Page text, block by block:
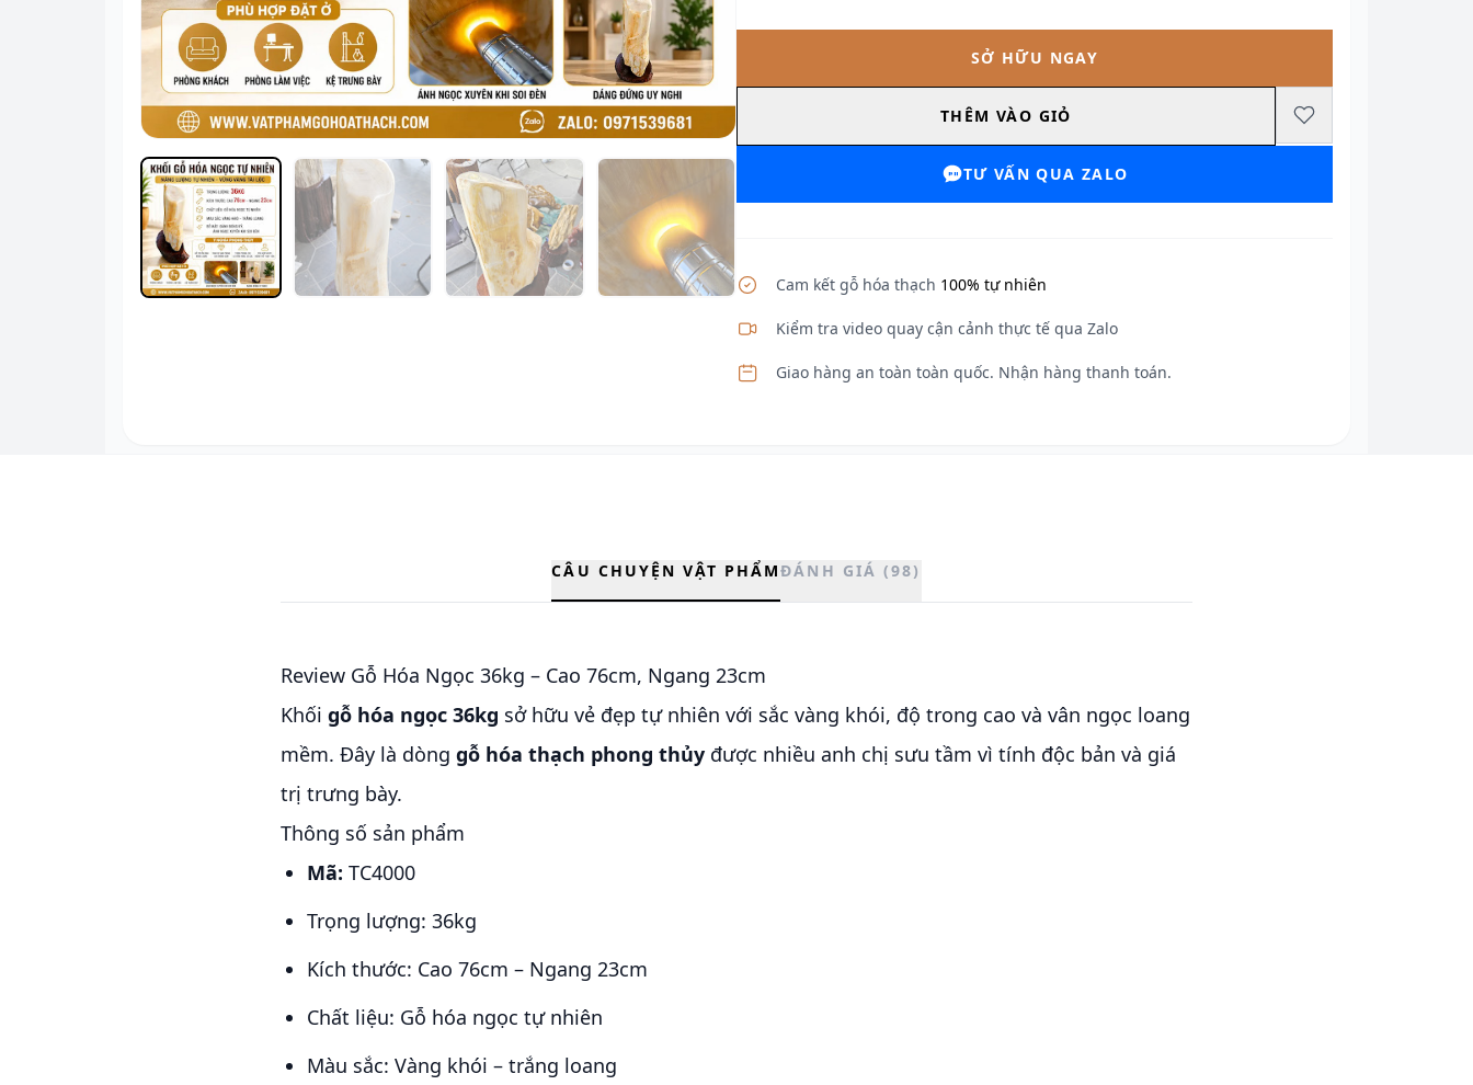
SỞ HỮU NGAY
THÊM VÀO GIỎ
TƯ VẤN QUA ZALO
Cam kết gỗ hóa thạch 100% tự nhiên
Kiểm tra video quay cận cảnh thực tế qua Zalo
Giao hàng an toàn toàn quốc. Nhận hàng thanh toán.
CÂU CHUYỆN VẬT PHẨMĐÁNH GIÁ (98)
Review Gỗ Hóa Ngọc 36kg – Cao 76cm, Ngang 23cm
Khối gỗ hóa ngọc 36kg sở hữu vẻ đẹp tự nhiên với sắc vàng khói, độ trong cao và vân ngọc loang
mềm. Đây là dòng gỗ hóa thạch phong thủy được nhiều anh chị sưu tầm vì tính độc bản và giá
trị trưng bày.
Thông số sản phẩm
Mã: TC4000
Trọng lượng: 36kg
Kích thước: Cao 76cm – Ngang 23cm
Chất liệu: Gỗ hóa ngọc tự nhiên
Màu sắc: Vàng khói – trắng loang